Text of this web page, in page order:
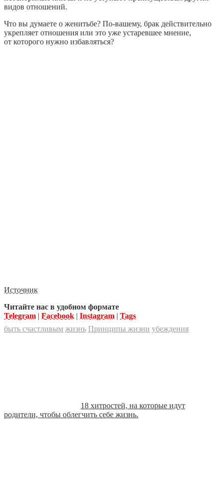
видов отношений.
Что вы думаете о женитьбе? По-вашему, брак действительно
укрепляет отношения или это уже устаревшее мнение,
от которого нужно избавляться?
Источник
Читайте нас в удобном формате
Telegram | Facebook | Instagram | Tags
быть счастливым жизнь Принципы жизни убеждения
18 хитростей, на которые идут
родители, чтобы облегчить себе жизнь.